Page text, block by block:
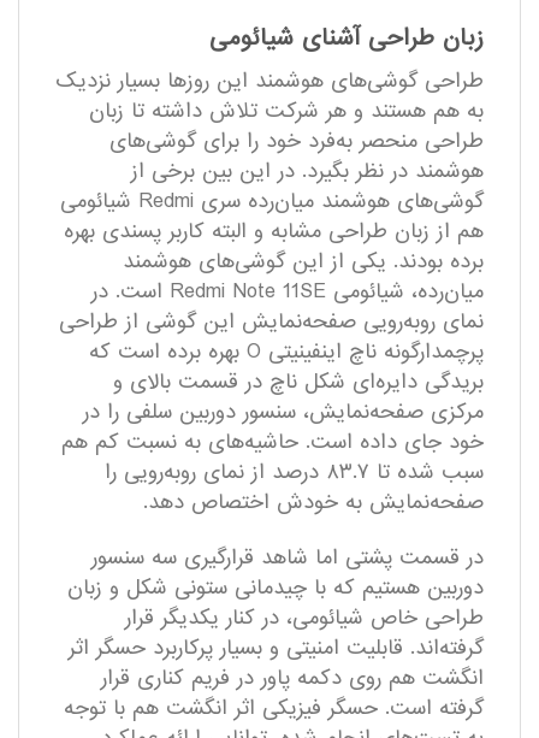
زبان طراحی آشنای شیائومی
طراحی گوشی‌های هوشمند این روز‌ها بسیار نزدیک
به‌ هم هستند و هر شرکت تلاش داشته تا زبان
طراحی منحصر به‌فرد خود را برای گوشی‌های
هوشمند در نظر بگیرد. در این بین برخی از
گوشی‌های هوشمند میان‌رده سری Redmi شیائومی
هم از زبان طراحی مشابه و البته کاربر پسندی بهره
برده بودند. یکی از این گوشی‌های هوشمند
میان‌رده، شیائومی Redmi Note 11SE است. در
نمای رو‌به‌رویی صفحه‌نمایش این گوشی از طراحی
پرچمدار‌گونه ناچ اینفینیتی O بهره برده است که
بریدگی دایره‌ای شکل ناچ در قسمت بالای و
مرکزی صفحه‌نمایش، سنسور دوربین سلفی را در
خود جای داده است. حاشیه‌های به نسبت کم هم
سبب شده تا ۸۳.۷ درصد از نمای رو‌به‌رویی را
صفحه‌نمایش به خودش اختصاص دهد.
در قسمت پشتی اما شاهد قرار‌گیری سه سنسور
دوربین هستیم که با چیدمانی ستونی شکل و زبان
طراحی خاص شیائومی، در کنار یکدیگر قرار
گرفته‌اند. قابلیت امنیتی و بسیار پرکاربرد حسگر اثر
انگشت هم روی دکمه پاور در فریم کناری قرار
گرفته است. حسگر فیزیکی اثر انگشت هم با توجه